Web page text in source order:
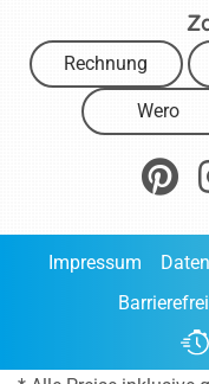
Rechnung
Wero
Impressum